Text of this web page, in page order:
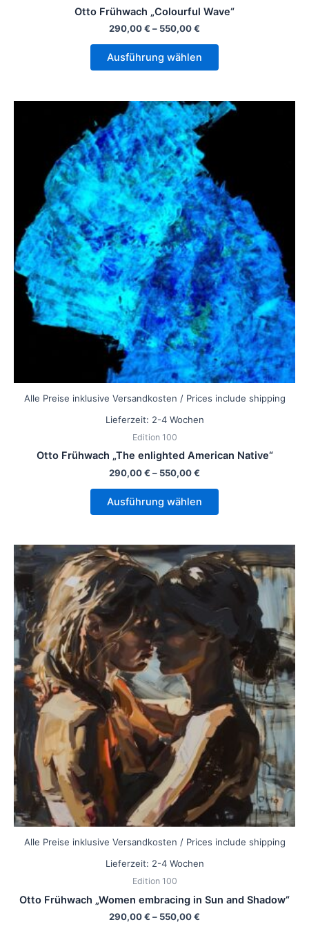
Otto Frühwach „Colourful Wave“
290,00€ – 550,00€
Ausführung wählen
Alle Preise inklusive Versandkosten / Prices include shipping
Lieferzeit: 2-4 Wochen
Edition 100
Otto Frühwach „The enlighted American Native“
290,00€ – 550,00€
Ausführung wählen
Dieses
Produkt
auf.
Die
Optionen
können
auf
der
Produktseite
gewählt
werden
Alle Preise inklusive Versandkosten / Prices include shipping
Lieferzeit: 2-4 Wochen
Edition 100
Otto Frühwach „Women embracing in Sun and Shadow“
290,00€ – 550,00€
Dieses
Produkt
weist
Varianten
auf.
Die
Optionen
können
auf
der
Produktseite
gewählt
werden